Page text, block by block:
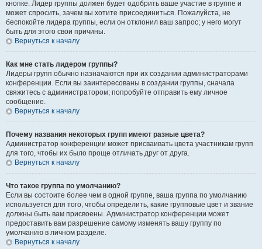
кнопке. Лидер группы должен будет одобрить ваше участие в группе и
может спросить, зачем вы хотите присоединиться. Пожалуйста, не
беспокойте лидера группы, если он отклонил ваш запрос; у него могут
быть для этого свои причины.
Вернуться к началу
Как мне стать лидером группы?
Лидеры групп обычно назначаются при их создании администраторами
конференции. Если вы заинтересованы в создании группы, сначала
свяжитесь с администратором; попробуйте отправить ему личное
сообщение.
Вернуться к началу
Почему названия некоторых групп имеют разные цвета?
Администратор конференции может присваивать цвета участникам групп
для того, чтобы их было проще отличать друг от друга.
Вернуться к началу
Что такое группа по умолчанию?
Если вы состоите более чем в одной группе, ваша группа по умолчанию
используется для того, чтобы определить, какие групповые цвет и звание
должны быть вам присвоены. Администратор конференции может
предоставить вам разрешение самому изменять вашу группу по
умолчанию в личном разделе.
Вернуться к началу